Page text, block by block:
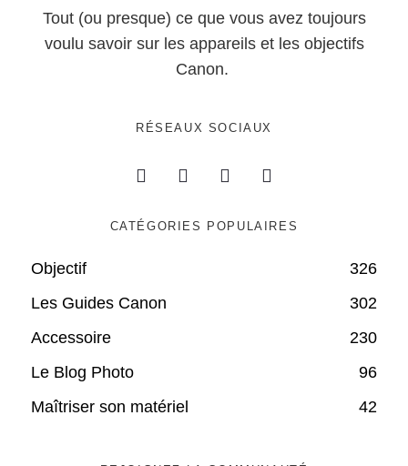
Tout (ou presque) ce que vous avez toujours
voulu savoir sur les appareils et les objectifs
Canon.
RÉSEAUX SOCIAUX
CATÉGORIES POPULAIRES
Objectif
326
Les Guides Canon
302
Accessoire
230
Le Blog Photo
96
Maîtriser son matériel
42